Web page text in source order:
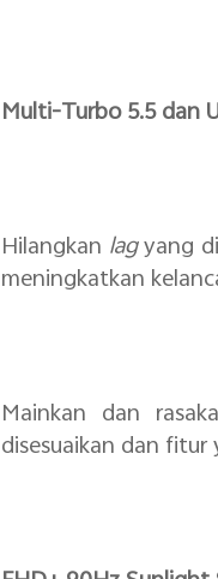
Multi-Turbo 5.5 dan
Hilangkan lagyang
meningkatkan
Mainkan dan
disesuaikan dan